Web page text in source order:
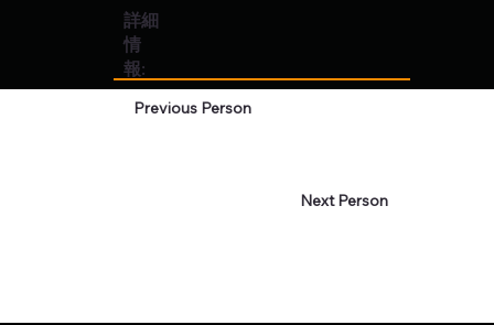
詳細
情
報:
Previous Person
Next Person